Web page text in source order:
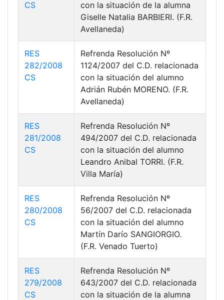
CS
con la situación de la alumna
Giselle Natalia BARBIERI. (F.R.
Avellaneda)
RES
282/2008
CS
Refrenda Resolución Nº
1124/2007 del C.D. relacionada
con la situación del alumno
Adrián Rubén MORENO. (F.R.
Avellaneda)
RES
281/2008
CS
Refrenda Resolución Nº
494/2007 del C.D. relacionada
con la situación del alumno
Leandro Anibal TORRI. (F.R.
Villa María)
RES
280/2008
CS
Refrenda Resolución Nº
56/2007 del C.D. relacionada
con la situación del alumno
Martín Darío SANGIORGIO.
(F.R. Venado Tuerto)
RES
279/2008
CS
Refrenda Resolución Nº
643/2007 del C.D. relacionada
con la situación de la alumna